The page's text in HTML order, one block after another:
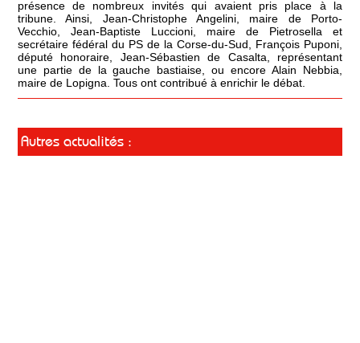
présence de nombreux invités qui avaient pris place à la
tribune. Ainsi, Jean-Christophe Angelini, maire de Porto-
Vecchio, Jean-Baptiste Luccioni, maire de Pietrosella et
secrétaire fédéral du PS de la Corse-du-Sud, François Puponi,
député honoraire, Jean-Sébastien de Casalta, représentant
une partie de la gauche bastiaise, ou encore Alain Nebbia,
maire de Lopigna. Tous ont contribué à enrichir le débat.
Autres actualités :